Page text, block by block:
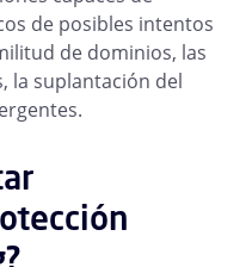
de posibles intentos
de dominios, las
la suplantación del